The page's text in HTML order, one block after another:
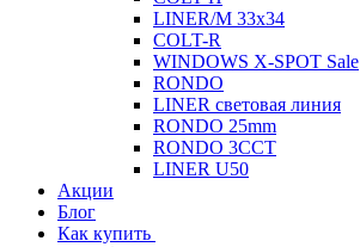
LINER/М 33х34
COLT-R
WINDOWS X-SPOT Sale
RONDO
LINER световая линия
RONDO 25mm
RONDO 3CCT
LINER U50
Акции
Блог
Как купить